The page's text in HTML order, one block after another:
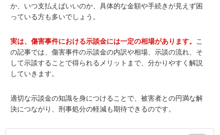
か、いつ支払えばいいのか、具体的な金額や手続きが見えず困
っている方も多いでしょう。
実は、傷害事件における示談金には一定の相場があります。
こ
の記事では、傷害事件の示談金の内訳や相場、示談の流れ、そ
して示談することで得られるメリットまで、分かりやすく解説
していきます。
適切な示談金の知識を身につけることで、被害者との円満な解
決につながり、刑事処分の軽減も期待できるのです。